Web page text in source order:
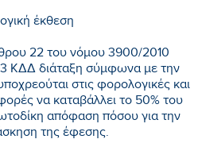
έκθεση
22 του νόμου 3900/2010
ΚΔΔ διάταξη σύμφωνα με την
στις φορολογικές και
να καταβάλλει το 50% του
απόφαση πόσου για την
της έφεσης.